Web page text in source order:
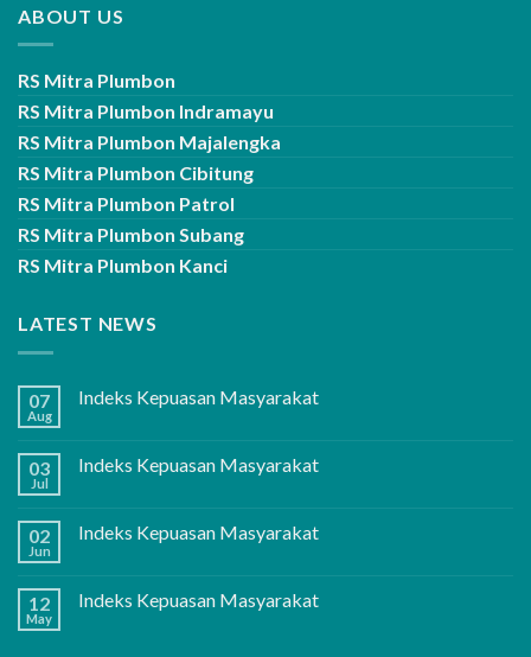
ABOUT US
RS Mitra Plumbon
RS Mitra Plumbon Indramayu
RS Mitra Plumbon Majalengka
RS Mitra Plumbon Cibitung
RS Mitra Plumbon Patrol
RS Mitra Plumbon Subang
RS Mitra Plumbon Kanci
LATEST NEWS
07
Aug
Indeks Kepuasan Masyarakat
03
Jul
Indeks Kepuasan Masyarakat
02
Jun
Indeks Kepuasan Masyarakat
12
May
Indeks Kepuasan Masyarakat